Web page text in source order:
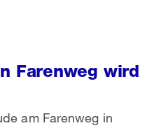
Farenweg wird
am Farenweg in